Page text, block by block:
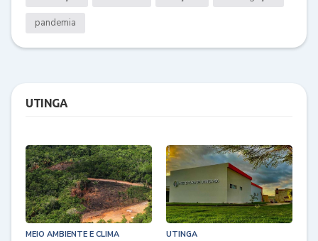
pandemia
UTINGA
MEIO AMBIENTE E CLIMA UTINGA